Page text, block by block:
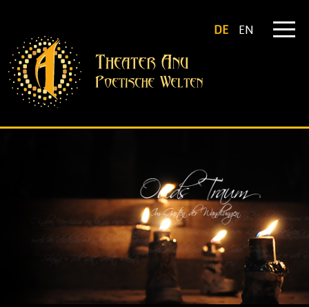
DE EN